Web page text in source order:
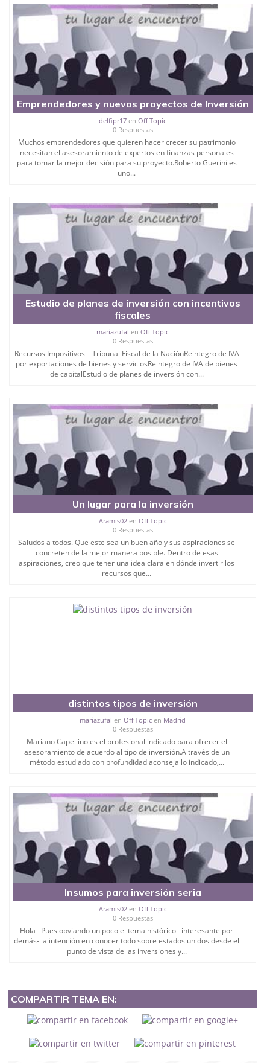
Emprendedores y nuevos proyectos de Inversión
delfipr17 enOff Topic
0 Respuestas
Muchos emprendedores que quieren hacer crecer su patrimonio
necesitan el asesoramiento de expertos en finanzas personales
para tomar la mejor decisión para su proyecto.Roberto Guerini es
uno...
Estudio de planes de inversión con incentivos
fiscales
mariazufal enOff Topic
0 Respuestas
Recursos Impositivos – Tribunal Fiscal de la NaciónReintegro de IVA
por exportaciones de bienes y serviciosReintegro de IVA de bienes
de capitalEstudio de planes de inversión con...
Un lugar para la inversión
Aramis02en Off Topic
0 Respuestas
Saludos a todos. Que este sea un buen año y sus aspiraciones se
concreten de la mejor manera posible. Dentro de esas
aspiraciones, creo que tener una idea clara en dónde invertir los
recursos que...
distintos tipos de inversión
mariazufal enOff Topic en Madrid
0 Respuestas
Mariano Capellino es el profesional indicado para ofrecer el
asesoramiento de acuerdo al tipo de inversión.A través de un
método estudiado con profundidad aconseja lo indicado,...
Insumos para inversión seria
Aramis02en Off Topic
0 Respuestas
Hola Pues obviando un poco el tema histórico –interesante por
demás- la intención en conocer todo sobre estados unidos desde el
punto de vista de las inversiones y...
COMPARTIR TEMA EN: